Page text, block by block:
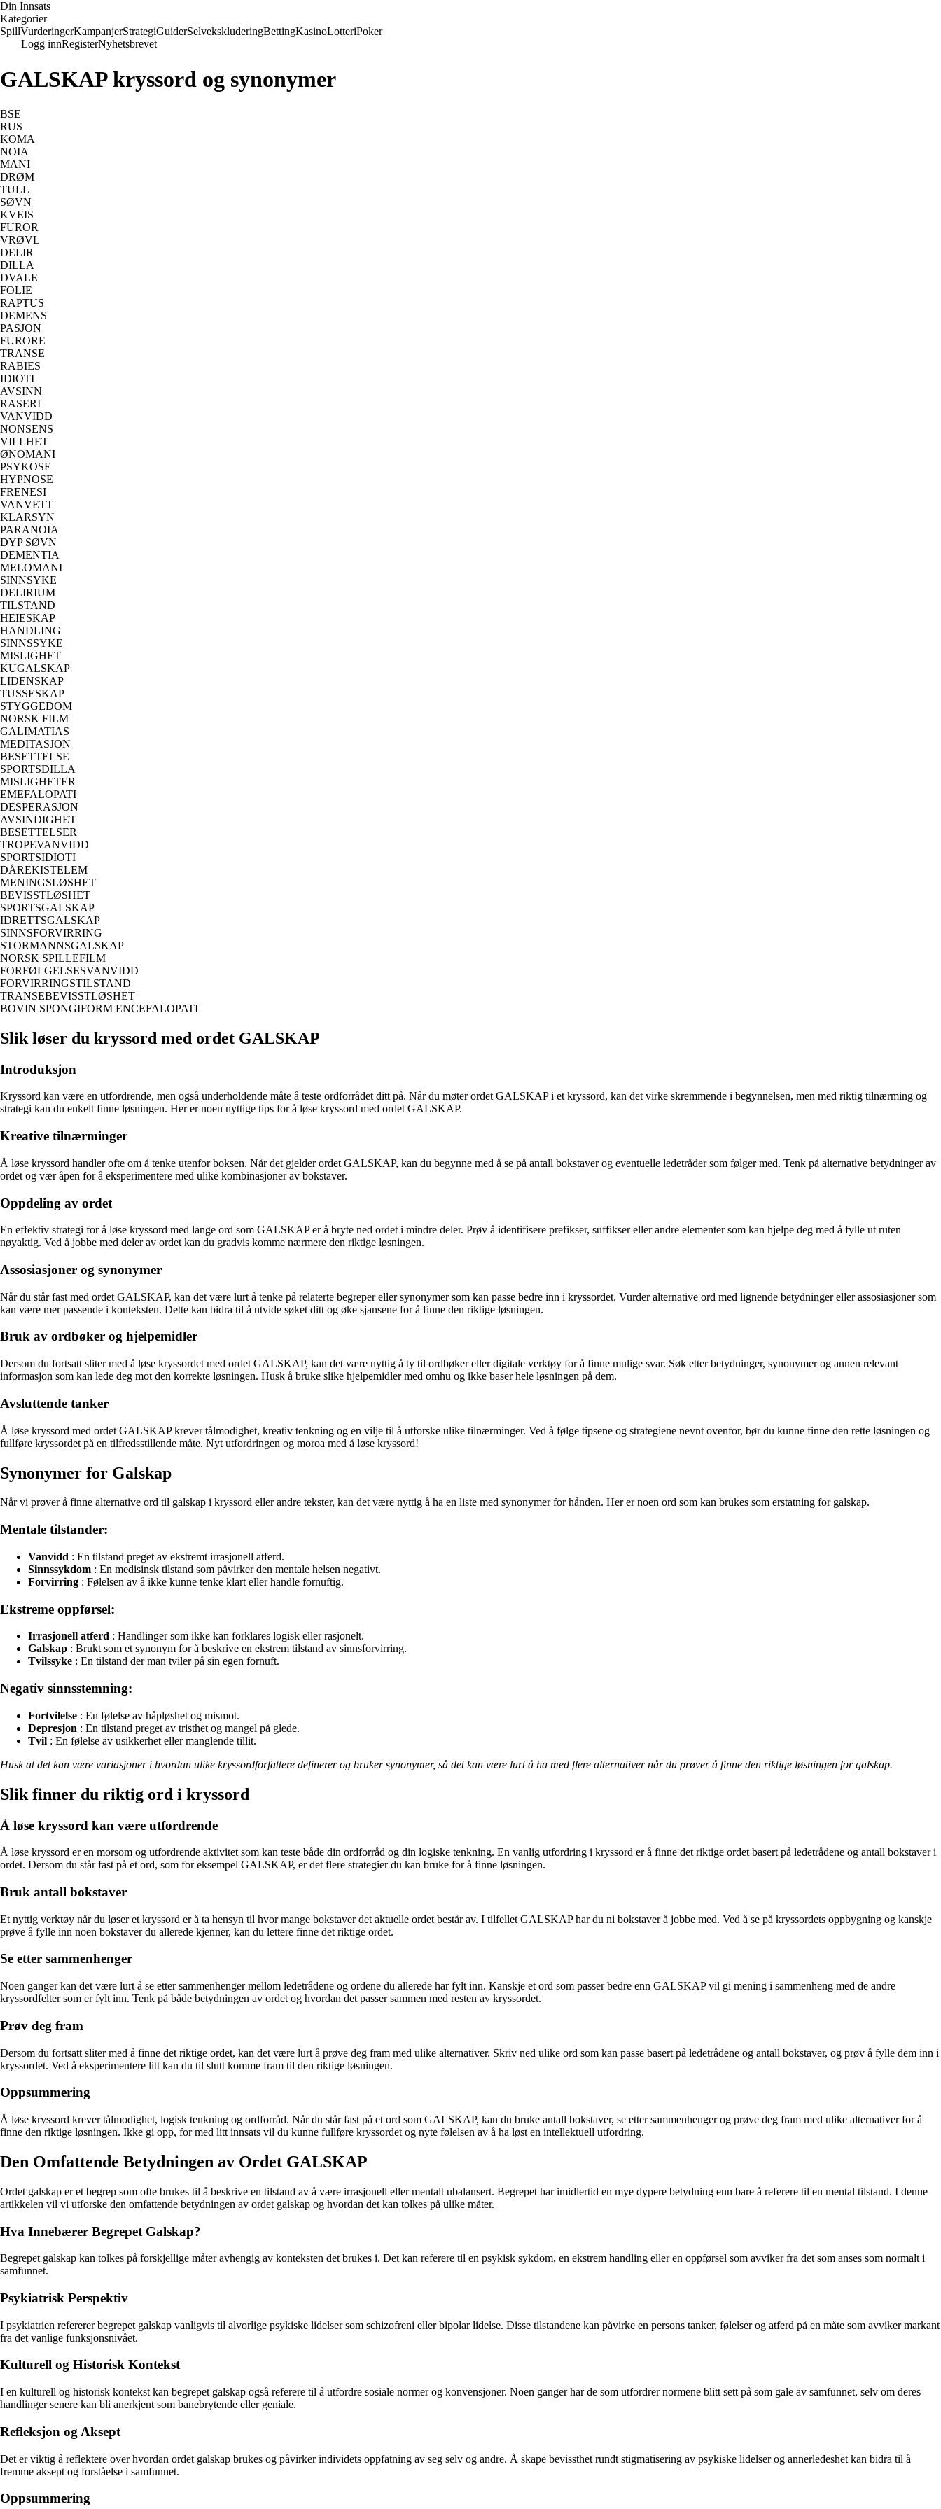
Din Innsats
Kategorier
SpillVurderingerKampanjerStrategiGuiderSelvekskluderingBettingKasinoLotteriPoker
Logg innRegisterNyhetsbrevet
GALSKAP kryssord og synonymer
BSE
RUS
KOMA
NOIA
MANI
DRØM
TULL
SØVN
KVEIS
FUROR
VRØVL
DELIR
DILLA
DVALE
FOLIE
RAPTUS
DEMENS
PASJON
FURORE
TRANSE
RABIES
IDIOTI
AVSINN
RASERI
VANVIDD
NONSENS
VILLHET
ØNOMANI
PSYKOSE
HYPNOSE
FRENESI
VANVETT
KLARSYN
PARANOIA
DYP SØVN
DEMENTIA
MELOMANI
SINNSYKE
DELIRIUM
TILSTAND
HEIESKAP
HANDLING
SINNSSYKE
MISLIGHET
KUGALSKAP
LIDENSKAP
TUSSESKAP
STYGGEDOM
NORSK FILM
GALIMATIAS
MEDITASJON
BESETTELSE
SPORTSDILLA
MISLIGHETER
EMEFALOPATI
DESPERASJON
AVSINDIGHET
BESETTELSER
TROPEVANVIDD
SPORTSIDIOTI
DÅREKISTELEM
MENINGSLØSHET
BEVISSTLØSHET
SPORTSGALSKAP
IDRETTSGALSKAP
SINNSFORVIRRING
STORMANNSGALSKAP
NORSK SPILLEFILM
FORFØLGELSESVANVIDD
FORVIRRINGSTILSTAND
TRANSEBEVISSTLØSHET
BOVIN SPONGIFORM ENCEFALOPATI
Slik løser du kryssord med ordet GALSKAP
Introduksjon
Kryssord kan være en utfordrende, men også underholdende måte å teste ordforrådet ditt på. Når du møter ordet GALSKAP i et kryssord, kan det virke skremmende i begynnelsen, men med riktig tilnærming og
strategi kan du enkelt finne løsningen. Her er noen nyttige tips for å løse kryssord med ordet GALSKAP.
Kreative tilnærminger
Å løse kryssord handler ofte om å tenke utenfor boksen. Når det gjelder ordet GALSKAP, kan du begynne med å se på antall bokstaver og eventuelle ledetråder som følger med. Tenk på alternative betydninger av
ordet og vær åpen for å eksperimentere med ulike kombinasjoner av bokstaver.
Oppdeling av ordet
En effektiv strategi for å løse kryssord med lange ord som GALSKAP er å bryte ned ordet i mindre deler. Prøv å identifisere prefikser, suffikser eller andre elementer som kan hjelpe deg med å fylle ut ruten
nøyaktig. Ved å jobbe med deler av ordet kan du gradvis komme nærmere den riktige løsningen.
Assosiasjoner og synonymer
Når du står fast med ordet GALSKAP, kan det være lurt å tenke på relaterte begreper eller synonymer som kan passe bedre inn i kryssordet. Vurder alternative ord med lignende betydninger eller assosiasjoner som
kan være mer passende i konteksten. Dette kan bidra til å utvide søket ditt og øke sjansene for å finne den riktige løsningen.
Bruk av ordbøker og hjelpemidler
Dersom du fortsatt sliter med å løse kryssordet med ordet GALSKAP, kan det være nyttig å ty til ordbøker eller digitale verktøy for å finne mulige svar. Søk etter betydninger, synonymer og annen relevant
informasjon som kan lede deg mot den korrekte løsningen. Husk å bruke slike hjelpemidler med omhu og ikke baser hele løsningen på dem.
Avsluttende tanker
Å løse kryssord med ordet GALSKAP krever tålmodighet, kreativ tenkning og en vilje til å utforske ulike tilnærminger. Ved å følge tipsene og strategiene nevnt ovenfor, bør du kunne finne den rette løsningen og
fullføre kryssordet på en tilfredsstillende måte. Nyt utfordringen og moroa med å løse kryssord!
Synonymer for Galskap
Når vi prøver å finne alternative ord til galskap i kryssord eller andre tekster, kan det være nyttig å ha en liste med synonymer for hånden. Her er noen ord som kan brukes som erstatning for galskap.
Mentale tilstander:
Vanvidd : En tilstand preget av ekstremt irrasjonell atferd.
Sinnssykdom : En medisinsk tilstand som påvirker den mentale helsen negativt.
Forvirring : Følelsen av å ikke kunne tenke klart eller handle fornuftig.
Ekstreme oppførsel:
Irrasjonell atferd : Handlinger som ikke kan forklares logisk eller rasjonelt.
Galskap : Brukt som et synonym for å beskrive en ekstrem tilstand av sinnsforvirring.
Tvilssyke : En tilstand der man tviler på sin egen fornuft.
Negativ sinnsstemning:
Fortvilelse : En følelse av håpløshet og mismot.
Depresjon : En tilstand preget av tristhet og mangel på glede.
Tvil : En følelse av usikkerhet eller manglende tillit.
Husk at det kan være variasjoner i hvordan ulike kryssordforfattere definerer og bruker synonymer, så det kan være lurt å ha med flere alternativer når du prøver å finne den riktige løsningen for galskap.
Slik finner du riktig ord i kryssord
Å løse kryssord kan være utfordrende
Å løse kryssord er en morsom og utfordrende aktivitet som kan teste både din ordforråd og din logiske tenkning. En vanlig utfordring i kryssord er å finne det riktige ordet basert på ledetrådene og antall bokstaver i
ordet. Dersom du står fast på et ord, som for eksempel GALSKAP, er det flere strategier du kan bruke for å finne løsningen.
Bruk antall bokstaver
Et nyttig verktøy når du løser et kryssord er å ta hensyn til hvor mange bokstaver det aktuelle ordet består av. I tilfellet GALSKAP har du ni bokstaver å jobbe med. Ved å se på kryssordets oppbygning og kanskje
prøve å fylle inn noen bokstaver du allerede kjenner, kan du lettere finne det riktige ordet.
Se etter sammenhenger
Noen ganger kan det være lurt å se etter sammenhenger mellom ledetrådene og ordene du allerede har fylt inn. Kanskje et ord som passer bedre enn GALSKAP vil gi mening i sammenheng med de andre
kryssordfelter som er fylt inn. Tenk på både betydningen av ordet og hvordan det passer sammen med resten av kryssordet.
Prøv deg fram
Dersom du fortsatt sliter med å finne det riktige ordet, kan det være lurt å prøve deg fram med ulike alternativer. Skriv ned ulike ord som kan passe basert på ledetrådene og antall bokstaver, og prøv å fylle dem inn i
kryssordet. Ved å eksperimentere litt kan du til slutt komme fram til den riktige løsningen.
Oppsummering
Å løse kryssord krever tålmodighet, logisk tenkning og ordforråd. Når du står fast på et ord som GALSKAP, kan du bruke antall bokstaver, se etter sammenhenger og prøve deg fram med ulike alternativer for å
finne den riktige løsningen. Ikke gi opp, for med litt innsats vil du kunne fullføre kryssordet og nyte følelsen av å ha løst en intellektuell utfordring.
Den Omfattende Betydningen av Ordet GALSKAP
Ordet galskap er et begrep som ofte brukes til å beskrive en tilstand av å være irrasjonell eller mentalt ubalansert. Begrepet har imidlertid en mye dypere betydning enn bare å referere til en mental tilstand. I denne
artikkelen vil vi utforske den omfattende betydningen av ordet galskap og hvordan det kan tolkes på ulike måter.
Hva Innebærer Begrepet Galskap?
Begrepet galskap kan tolkes på forskjellige måter avhengig av konteksten det brukes i. Det kan referere til en psykisk sykdom, en ekstrem handling eller en oppførsel som avviker fra det som anses som normalt i
samfunnet.
Psykiatrisk Perspektiv
I psykiatrien refererer begrepet galskap vanligvis til alvorlige psykiske lidelser som schizofreni eller bipolar lidelse. Disse tilstandene kan påvirke en persons tanker, følelser og atferd på en måte som avviker markant
fra det vanlige funksjonsnivået.
Kulturell og Historisk Kontekst
I en kulturell og historisk kontekst kan begrepet galskap også referere til å utfordre sosiale normer og konvensjoner. Noen ganger har de som utfordrer normene blitt sett på som gale av samfunnet, selv om deres
handlinger senere kan bli anerkjent som banebrytende eller geniale.
Refleksjon og Aksept
Det er viktig å reflektere over hvordan ordet galskap brukes og påvirker individets oppfatning av seg selv og andre. Å skape bevissthet rundt stigmatisering av psykiske lidelser og annerledeshet kan bidra til å
fremme aksept og forståelse i samfunnet.
Oppsummering